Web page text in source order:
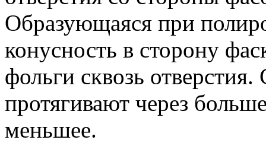
Образующаяся при
конусность в сторону
фольги сквозь
протягивают через
меньшее.